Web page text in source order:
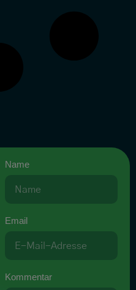
Name
Email
Kommentar